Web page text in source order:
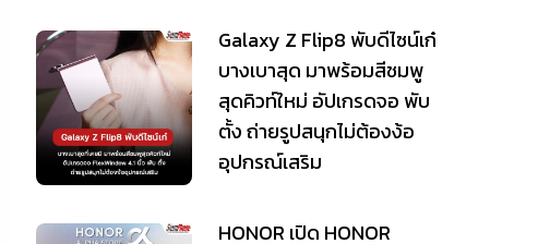
Galaxy Z Flip8 พับดีไซน์เก๋
บางเบาสุด มาพร้อมสีชมพู
สุดคิวท์ใหม่ อัปเกรดจอ พับ
ตั้ง ถ่ายรูปสนุกไม่ต้องง้อ
อุปกรณ์เสริม
HONOR เปิด HONOR